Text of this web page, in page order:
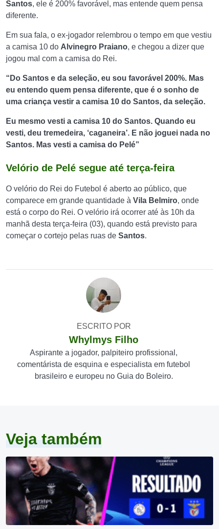
Santos, ele é 200% favorável, mas entende quem pensa
diferente.
Em sua fala, o ex-jogador relembrou o tempo em que vestiu
a camisa 10 do Alvinegro Praiano, e chegou a dizer que
jogou mal com a camisa do Rei.
“Do Santos e da seleção, eu sou favorável 200%. Mas
eu entendo quem pensa diferente, que é o sonho de
uma criança vestir a camisa 10 do Santos, da seleção.
Eu mesmo vesti a camisa 10 do Santos. Quando eu
vesti, deu tremedeira, ‘caganeira’. E não joguei nada no
Santos. Mas vesti a camisa do Pelé”
Velório de Pelé segue até terça-feira
O velório do Rei do Futebol é aberto ao público, que
comparece em grande quantidade à Vila Belmiro, onde
está o corpo do Rei. O velório irá ocorrer até às 10h da
manhã desta terça-feira (03), quando está previsto para
começar o cortejo pelas ruas de Santos.
ESCRITO POR
Whylmys Filho
Aspirante a jogador, palpiteiro profissional,
comentárista de esquina e especialista em futebol
brasileiro e europeu no Guia do Boleiro.
Veja também